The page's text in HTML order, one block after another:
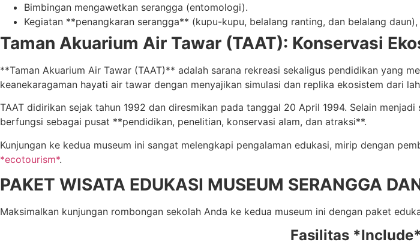
Bimbingan mengawetkan serangga (entomologi).
Kegiatan **penangkaran serangga** (kupu-kupu, belalang ranting, dan belalang
Taman Akuarium Air Tawar (TAAT): Konservasi
**Taman Akuarium Air Tawar (TAAT)** adalah sarana rekreasi sekaligus pendidikan yang
keanekaragaman hayati air tawar dengan menyajikan simulasi dan replika ekosistem dari
TAAT didirikan sejak tahun 1992 dan diresmikan pada tanggal 20 April 1994. Selain
berfungsi sebagai pusat **pendidikan, penelitian, konservasi alam, dan atraksi**.
Kunjungan ke kedua museum ini sangat melengkapi pengalaman edukasi, mirip dengan
*ecotourism*.
PAKET WISATA EDUKASI MUSEUM SERANGGA
Maksimalkan kunjungan rombongan sekolah Anda ke kedua museum ini dengan paket
Fasilitas